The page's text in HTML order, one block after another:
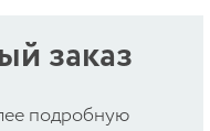
заказ
подробную